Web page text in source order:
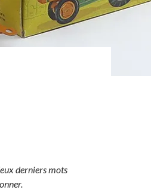
derniers mots